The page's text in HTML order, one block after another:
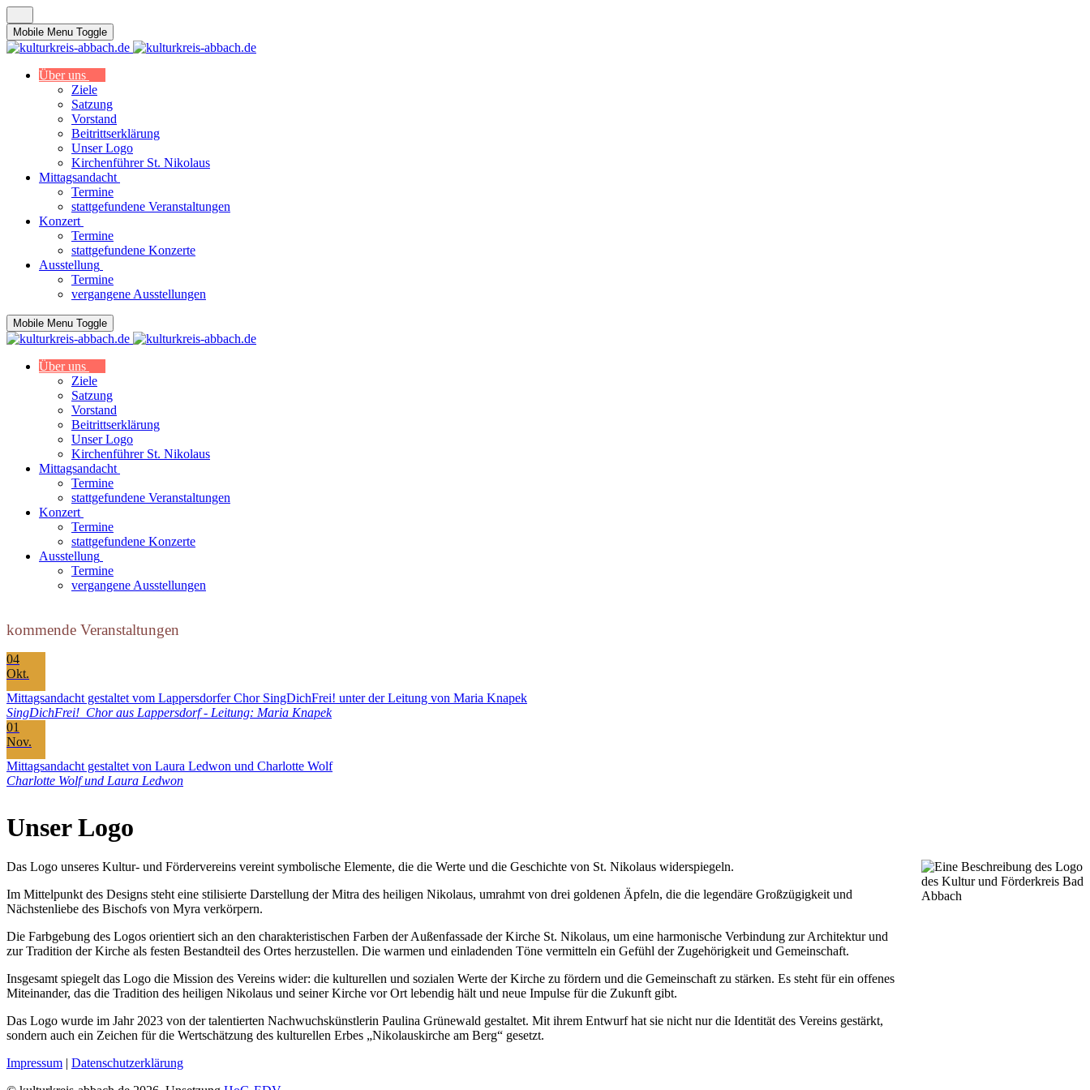
Mobile Menu Toggle
Über uns
Ziele
Satzung
Vorstand
Beitrittserklärung
Unser Logo
Kirchenführer St. Nikolaus
Mittagsandacht
Termine
stattgefundene Veranstaltungen
Konzert
Termine
stattgefundene Konzerte
Ausstellung
Termine
vergangene Ausstellungen
Mobile Menu Toggle
Über uns
Ziele
Satzung
Vorstand
Beitrittserklärung
Unser Logo
Kirchenführer St. Nikolaus
Mittagsandacht
Termine
stattgefundene Veranstaltungen
Konzert
Termine
stattgefundene Konzerte
Ausstellung
Termine
vergangene Ausstellungen
kommende Veranstaltungen
04
Okt.
Mittagsandacht gestaltet vom Lappersdorfer Chor SingDichFrei! unter der Leitung von Maria Knapek
SingDichFrei! Chor aus Lappersdorf - Leitung: Maria Knapek
01
Nov.
Mittagsandacht gestaltet von Laura Ledwon und Charlotte Wolf
Charlotte Wolf und Laura Ledwon
Unser Logo
Das Logo unseres Kultur- und Fördervereins vereint symbolische Elemente, die die Werte und die Geschichte von St. Nikolaus widerspiegeln.
Im Mittelpunkt des Designs steht eine stilisierte Darstellung der Mitra des heiligen Nikolaus, umrahmt von drei goldenen Äpfeln, die die legendäre Großzügigkeit und
Nächstenliebe des Bischofs von Myra verkörpern.
Die Farbgebung des Logos orientiert sich an den charakteristischen Farben der Außenfassade der Kirche St. Nikolaus, um eine harmonische Verbindung zur Architektur und
zur Tradition der Kirche als festen Bestandteil des Ortes herzustellen. Die warmen und einladenden Töne vermitteln ein Gefühl der Zugehörigkeit und Gemeinschaft.
Insgesamt spiegelt das Logo die Mission des Vereins wider: die kulturellen und sozialen Werte der Kirche zu fördern und die Gemeinschaft zu stärken. Es steht für ein offenes
Miteinander, das die Tradition des heiligen Nikolaus und seiner Kirche vor Ort lebendig hält und neue Impulse für die Zukunft gibt.
Das Logo wurde im Jahr 2023 von der talentierten Nachwuchskünstlerin Paulina Grünewald gestaltet. Mit ihrem Entwurf hat sie nicht nur die Identität des Vereins gestärkt,
sondern auch ein Zeichen für die Wertschätzung des kulturellen Erbes „Nikolauskirche am Berg“ gesetzt.
Impressum | Datenschutzerklärung